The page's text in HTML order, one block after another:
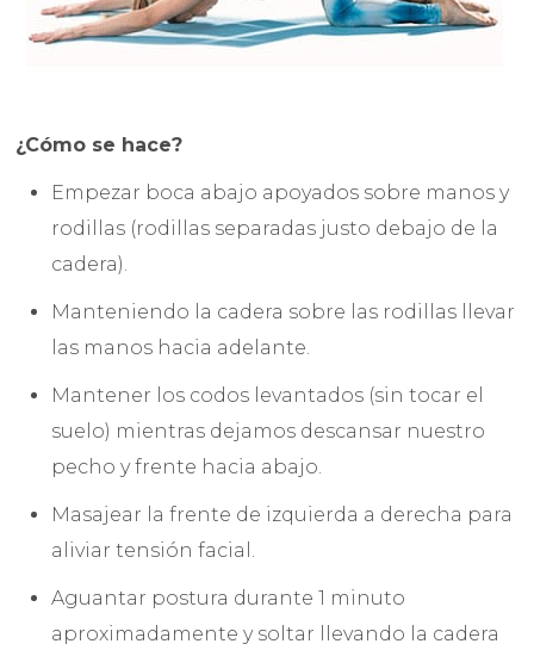
¿Cómo se hace?
Empezar boca abajo apoyados sobre manos y
rodillas (rodillas separadas justo debajo de la
cadera).
Manteniendo la cadera sobre las rodillas llevar
las manos hacia adelante.
Mantener los codos levantados (sin tocar el
suelo) mientras dejamos descansar nuestro
pecho y frente hacia abajo.
Masajear la frente de izquierda a derecha para
aliviar tensión facial.
Aguantar postura durante 1 minuto
aproximadamente y soltar llevando la cadera